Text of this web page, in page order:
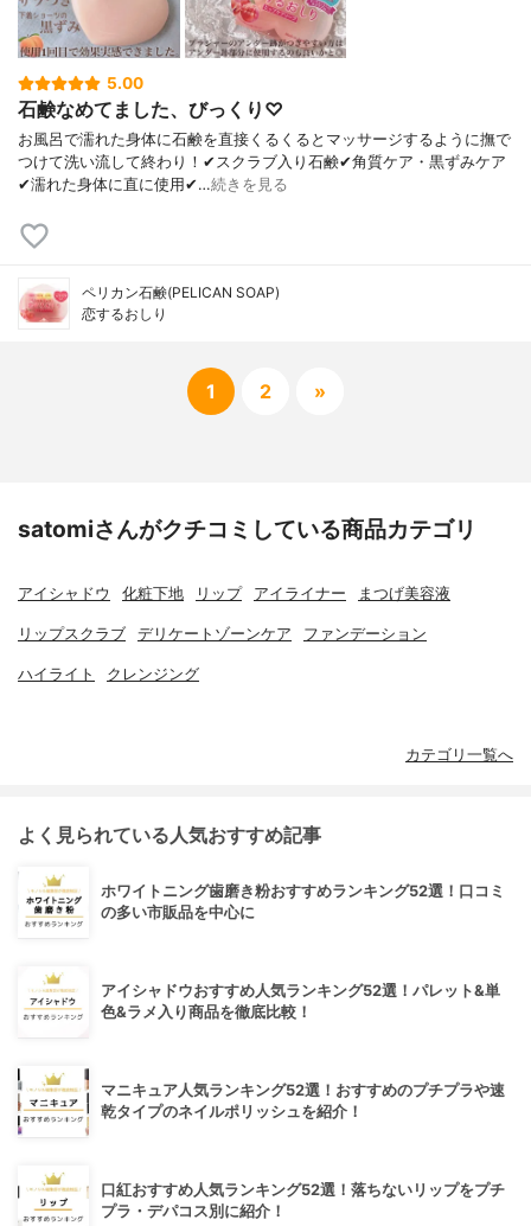
5.00
石鹸なめてました、びっくり♡
お風呂で濡れた身体に石鹸を直接くるくるとマッサージするように撫で
つけて洗い流して終わり！✔︎スクラブ入り石鹸✔︎角質ケア・黒ずみケア
✔︎濡れた身体に直に使用✔︎…続きを見る
ペリカン石鹸(PELICAN SOAP)
恋するおしり
1 2 »
satomiさんがクチコミしている商品カテゴリ
アイシャドウ 化粧下地 リップ アイライナー まつげ美容液
リップスクラブ デリケートゾーンケア ファンデーション
ハイライト クレンジング
カテゴリ一覧へ
よく見られている人気おすすめ記事
ホワイトニング歯磨き粉おすすめランキング52選！口コミ
の多い市販品を中心に
アイシャドウおすすめ人気ランキング52選！パレット&単
色&ラメ入り商品を徹底比較！
マニキュア人気ランキング52選！おすすめのプチプラや速
乾タイプのネイルポリッシュを紹介！
口紅おすすめ人気ランキング52選！落ちないリップをプチ
プラ・デパコス別に紹介！